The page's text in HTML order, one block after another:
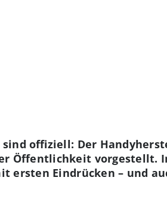
sind offiziell: Der
Öffentlichkeit vorgestellt.
ersten Eindrücken – und